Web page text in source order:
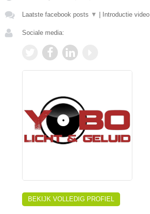
Laatste facebook posts ▼ Introductie video
Sociale media:
BEKIJK VOLLEDIG PROFIEL